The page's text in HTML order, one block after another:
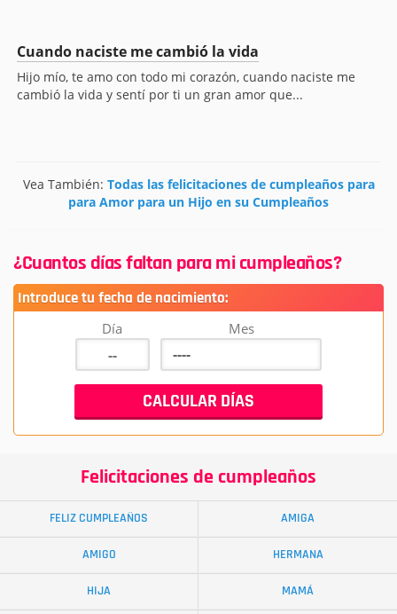
Cuando naciste me cambió la vida
Hijo mío, te amo con todo mi corazón, cuando naciste me
cambió la vida y sentí por ti un gran amor que...
Vea También: Todas las felicitaciones de cumpleaños para
para Amor para un Hijo en su Cumpleaños
¿Cuantos días faltan para mi cumpleaños?
Introduce tu fecha de nacimiento:
Día Mes
Felicitaciones de cumpleaños
FELIZ CUMPLEAÑOS AMIGA
AMIGO HERMANA
HIJA MAMÁ